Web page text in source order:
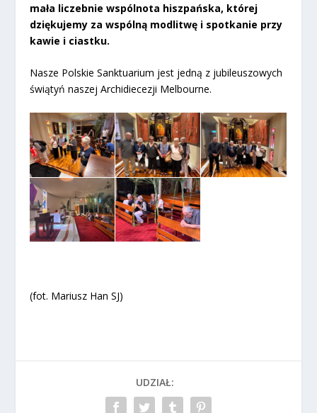
mała liczebnie wspólnota hiszpańska, której
dziękujemy za wspólną modlitwę i spotkanie przy
kawie i ciastku.
Nasze Polskie Sanktuarium jest jedną z jubileuszowych
świątyń naszej Archidiecezji Melbourne.
(fot. Mariusz Han SJ)
UDZIAŁ: